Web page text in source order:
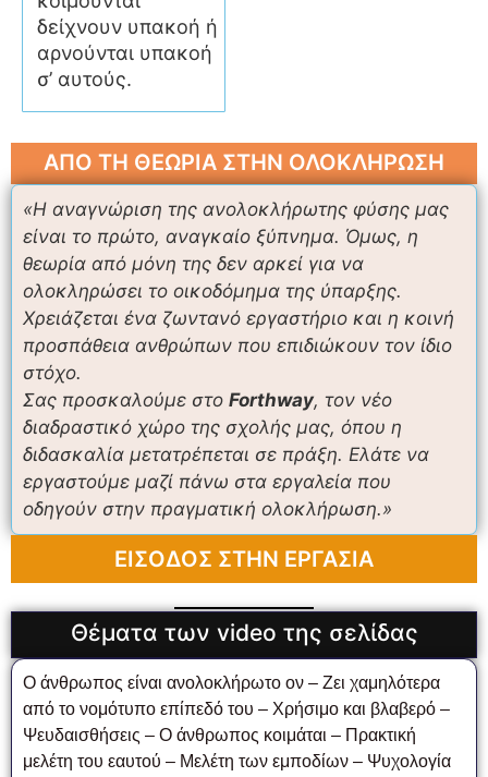
δείχνουν υπακοή ή
αρνούνται υπακοή
σ’ αυτούς.
ΑΠΟ ΤΗ ΘΕΩΡΙΑ ΣΤΗΝ ΟΛΟΚΛΗΡΩΣΗ
«Η αναγνώριση της ανολοκλήρωτης φύσης μας
είναι το πρώτο, αναγκαίο ξύπνημα. Όμως, η
θεωρία από μόνη της δεν αρκεί για να
ολοκληρώσει το οικοδόμημα της ύπαρξης.
Χρειάζεται ένα ζωντανό εργαστήριο και η κοινή
προσπάθεια ανθρώπων που επιδιώκουν τον ίδιο
στόχο.
Σας προσκαλούμε στο Forthway, τον νέο
διαδραστικό χώρο της σχολής μας, όπου η
διδασκαλία μετατρέπεται σε πράξη. Ελάτε να
εργαστούμε μαζί πάνω στα εργαλεία που
οδηγούν στην πραγματική ολοκλήρωση.»
ΕΙΣΟΔΟΣ ΣΤΗΝ ΕΡΓΑΣΙΑ
Θέματα των video της σελίδας
Ο άνθρωπος είναι ανολοκλήρωτο ον – Ζει χαμηλότερα
από το νομότυπο επίπεδό του – Χρήσιμο και βλαβερό –
Ψευδαισθήσεις – Ο άνθρωπος κοιμάται – Πρακτική
μελέτη του εαυτού – Μελέτη των εμποδίων – Ψυχολογία